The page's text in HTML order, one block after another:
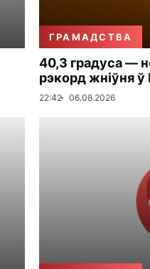
ГРАМАДСТВА
40,3 градуса —
рэкорд жніўня ў
22:42 06.08.2026